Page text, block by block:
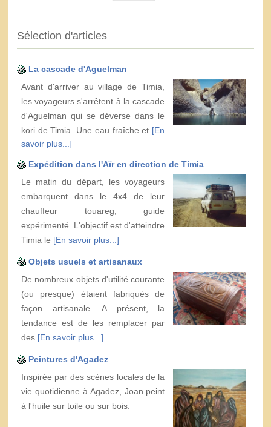
Sélection d'articles
La cascade d'Aguelman
Avant d'arriver au village de Timia,
les voyageurs s'arrêtent à la cascade
d'Aguelman qui se déverse dans le
kori de Timia. Une eau fraîche et [En
savoir plus...]
Expédition dans l'Aïr en direction de Timia
Le matin du départ, les voyageurs
embarquent dans le 4x4 de leur
chauffeur touareg, guide
expérimenté. L'objectif est d'atteindre
Timia le [En savoir plus...]
Objets usuels et artisanaux
De nombreux objets d'utilité courante
(ou presque) étaient fabriqués de
façon artisanale. A présent, la
tendance est de les remplacer par
des [En savoir plus...]
Peintures d'Agadez
Inspirée par des scènes locales de la
vie quotidienne à Agadez, Joan peint
à l'huile sur toile ou sur bois.